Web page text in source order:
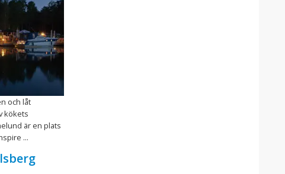
och låt
kökets
är en plats
...